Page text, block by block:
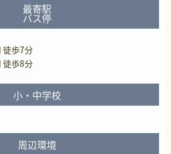
最寄駅
バス停
徒歩7分
徒歩8分
小・中学校
周辺環境